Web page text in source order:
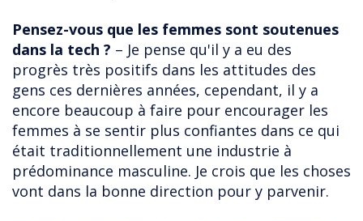
Pensez-vous que les femmes sont soutenues
dans la tech ? – Je pense qu'il y a eu des
progrès très positifs dans les attitudes des
gens ces dernières années, cependant, il y a
encore beaucoup à faire pour encourager les
femmes à se sentir plus confiantes dans ce qui
était traditionnellement une industrie à
prédominance masculine. Je crois que les choses
vont dans la bonne direction pour y parvenir.